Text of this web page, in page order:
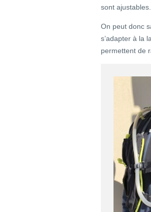
sont ajustables.
On peut donc
s’adapter à la
permettent de